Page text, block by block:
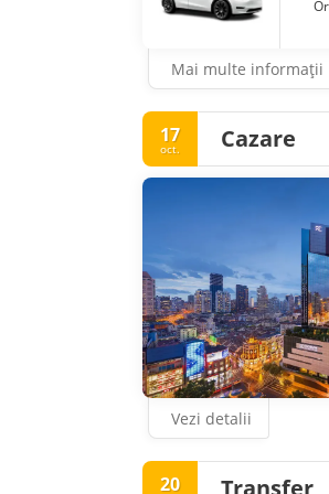
Mai multe informații
17
oct. Cazare
Vezi detalii
20 Transfer